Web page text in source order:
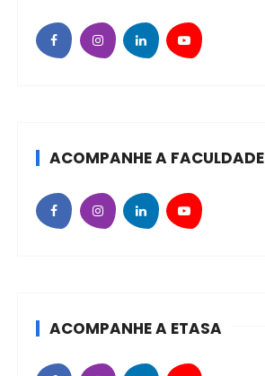
ACOMPANHE A FACULDADE
ACOMPANHE A ETASA